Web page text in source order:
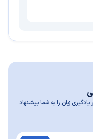
زبان را به شما پیشنهاد